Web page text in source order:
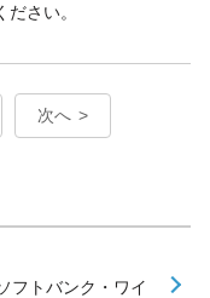
ださい。
次へ
フトバンク・ワイ